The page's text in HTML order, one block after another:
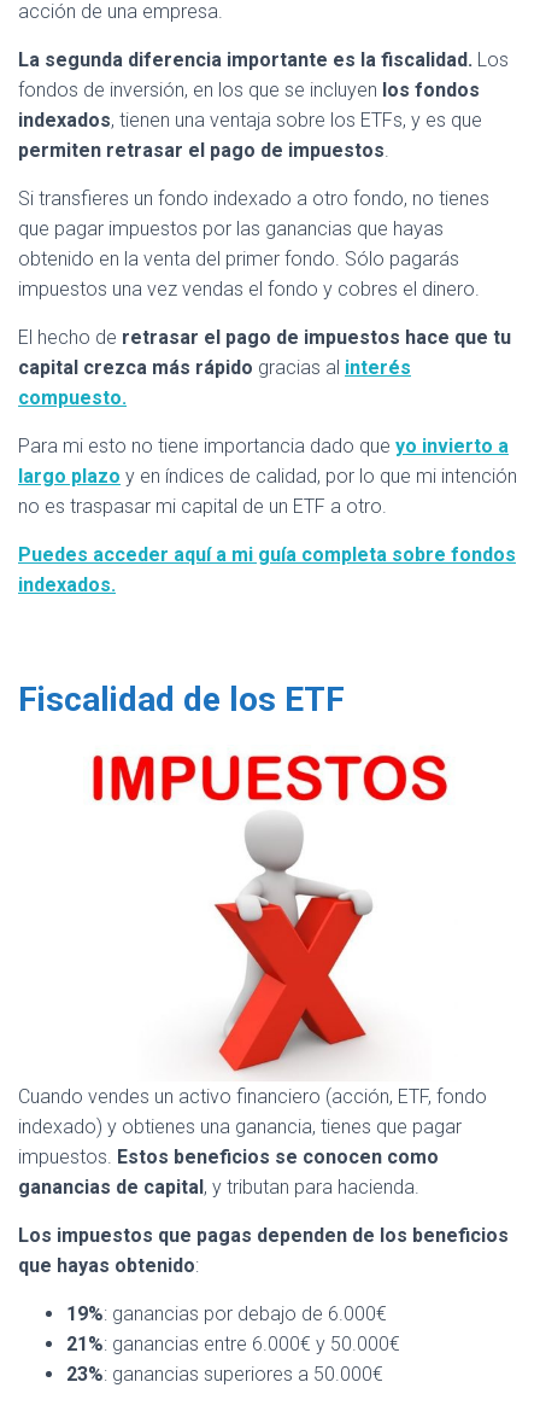
acción de una empresa.
La segunda diferencia importante es la fiscalidad. Los
fondos de inversión, en los que se incluyen los fondos
indexados, tienen una ventaja sobre los ETFs, y es que
permiten retrasar el pago de impuestos.
Si transfieres un fondo indexado a otro fondo, no tienes
que pagar impuestos por las ganancias que hayas
obtenido en la venta del primer fondo. Sólo pagarás
impuestos una vez vendas el fondo y cobres el dinero.
El hecho de retrasar el pago de impuestos hace que tu
capital crezca más rápido gracias al interés
compuesto.
Para mi esto no tiene importancia dado que yo invierto a
largo plazo y en índices de calidad, por lo que mi intención
no es traspasar mi capital de un ETF a otro.
Puedes acceder aquí a mi guía completa sobre fondos
indexados.
Fiscalidad de los ETF
Cuando vendes un activo financiero (acción, ETF, fondo
indexado) y obtienes una ganancia, tienes que pagar
impuestos. Estos beneficios se conocen como
ganancias de capital, y tributan para hacienda.
Los impuestos que pagas dependen de los beneficios
que hayas obtenido:
19%: ganancias por debajo de 6.000€
21%: ganancias entre 6.000€ y 50.000€
23%: ganancias superiores a 50.000€